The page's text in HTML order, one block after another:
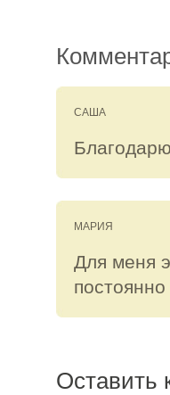
САША
МАРИЯ
Для меня
Оставить